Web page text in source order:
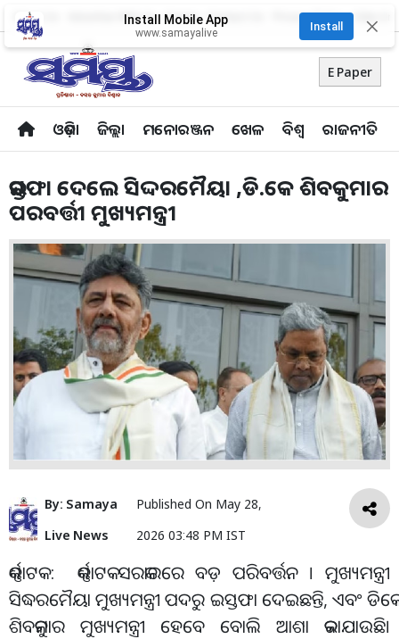
About Us Advertise With Us Career Contact Us Privacy Policy
E Paper
ଓଡ଼ିଶା ଜିଲ୍ଲା ମନୋରଞ୍ଜନ ଖେଳ ବିଶ୍ବ ରାଜନୀତି
Install Mobile App
www.samayalive
Install ✕
ଇସ୍ତଫା ଦେଲେ ସିଦ୍ଦରମୈୟା ,ଡି.କେ ଶିବକୁମାର
ପରବର୍ତ୍ତୀ ମୁଖ୍ୟମନ୍ତ୍ରୀ
By: Samaya
Live News
Published On May 28,
2026 03:48 PM IST
କର୍ଣ୍ଣାଟକ : କର୍ଣ୍ଣାଟକ ସରକାରରେ ବଡ଼ ପରିବର୍ତ୍ତନ । ମୁଖ୍ୟମନ୍ତ୍ରୀ
ସିଦ୍ଧରମୈୟା ମୁଖ୍ୟମନ୍ତ୍ରୀ ପଦରୁ ଇସ୍ତଫା ଦେଇଛନ୍ତି, ଏବଂ ଡିକେ
ଶିବକୁମାର ମୁଖ୍ୟମନ୍ତ୍ରୀ ହେବେ ବୋଲି ଆଶା କରାଯାଉଛି।